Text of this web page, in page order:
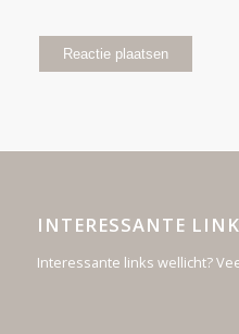
INTERESSANTE
Interessante links wellicht?